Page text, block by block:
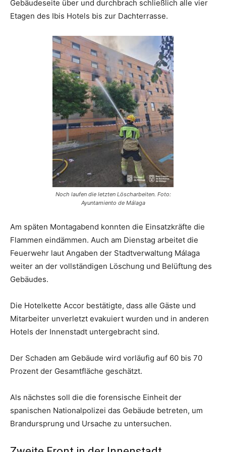
Gebäudeseite über und durchbrach schließlich alle vier
Etagen des Ibis Hotels bis zur Dachterrasse.
Noch laufen die letzten Löscharbeiten. Foto:
Ayuntamiento de Málaga
Am späten Montagabend konnten die Einsatzkräfte die
Flammen eindämmen. Auch am Dienstag arbeitet die
Feuerwehr laut Angaben der Stadtverwaltung Málaga
weiter an der vollständigen Löschung und Belüftung des
Gebäudes.
Die Hotelkette Accor bestätigte, dass alle Gäste und
Mitarbeiter unverletzt evakuiert wurden und in anderen
Hotels der Innenstadt untergebracht sind.
Der Schaden am Gebäude wird vorläufig auf 60 bis 70
Prozent der Gesamtfläche geschätzt.
Als nächstes soll die die forensische Einheit der
spanischen Nationalpolizei das Gebäude betreten, um
Brandursprung und Ursache zu untersuchen.